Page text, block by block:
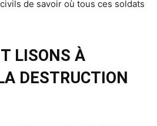
de savoir où tous ces soldats
LISONS À
DESTRUCTION